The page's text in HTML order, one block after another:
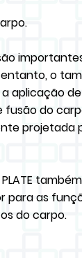
o
aplicação
fusão do
projetada
PLATE
para as
do carpo.